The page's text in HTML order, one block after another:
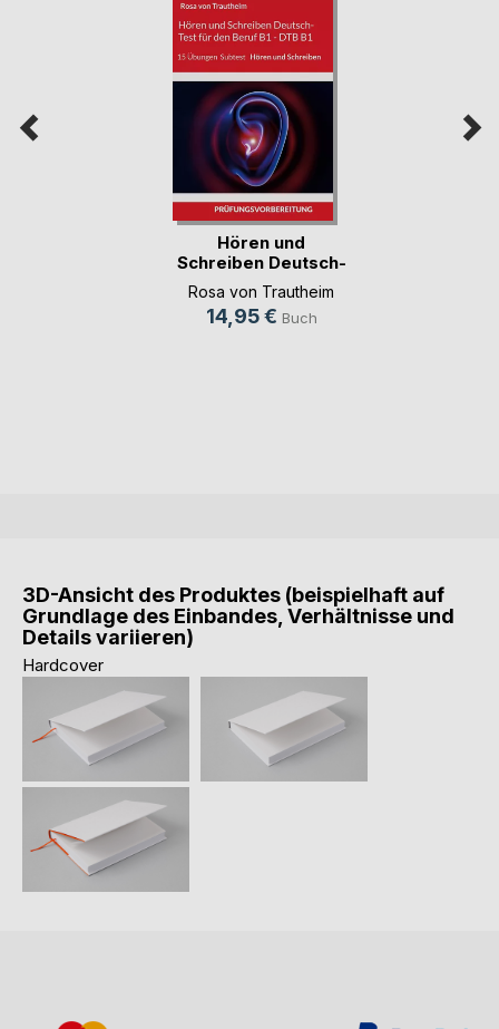
Hören und
Schreiben Deutsch-
Test f(...)
Rosa von Trautheim
14,95 € Buch
3D-Ansicht des Produktes (beispielhaft auf
Grundlage des Einbandes, Verhältnisse und
Details variieren)
Hardcover